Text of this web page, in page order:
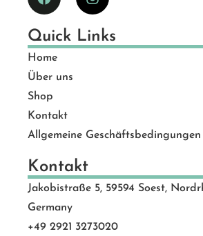
Quick Links
Home
Über uns
Shop
Kontakt
Allgemeine Geschäftsbedingungen
Kontakt
Jakobistraße 5, 59594 Soest,
Germany
+49 2921 3273020